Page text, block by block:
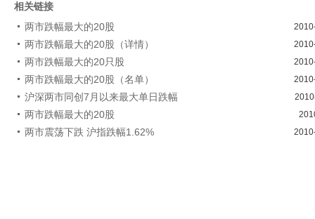
相关链接
两市跌幅最大的20股
两市跌幅最大的20股（详情）
两市跌幅最大的20只股
两市跌幅最大的20股（名单）
沪深两市同创7月以来最大单日跌幅
两市跌幅最大的20股
两市震荡下跌 沪指跌幅1.62%